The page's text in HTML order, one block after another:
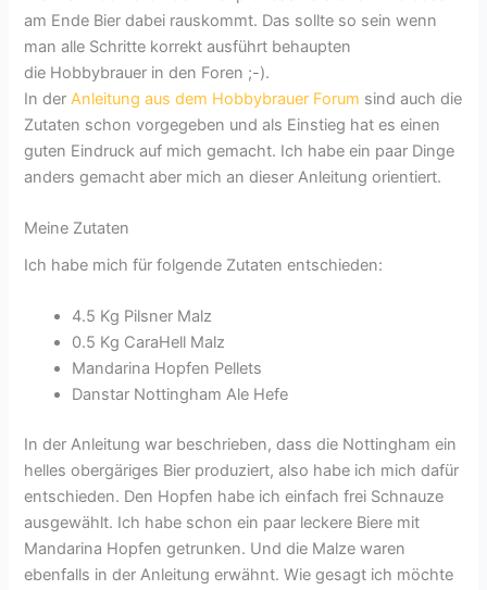
am Ende Bier dabei rauskommt. Das sollte so sein wenn
man alle Schritte korrekt ausführt behaupten
die Hobbybrauer in den Foren ;-).
In der Anleitung aus dem Hobbybrauer Forum sind auch die
Zutaten schon vorgegeben und als Einstieg hat es einen
guten Eindruck auf mich gemacht. Ich habe ein paar Dinge
anders gemacht aber mich an dieser Anleitung orientiert.
Meine Zutaten
Ich habe mich für folgende Zutaten entschieden:
4.5 Kg Pilsner Malz
0.5 Kg CaraHell Malz
Mandarina Hopfen Pellets
Danstar Nottingham Ale Hefe
In der Anleitung war beschrieben, dass die Nottingham ein
helles obergäriges Bier produziert, also habe ich mich dafür
entschieden. Den Hopfen habe ich einfach frei Schnauze
ausgewählt. Ich habe schon ein paar leckere Biere mit
Mandarina Hopfen getrunken. Und die Malze waren
ebenfalls in der Anleitung erwähnt. Wie gesagt ich möchte